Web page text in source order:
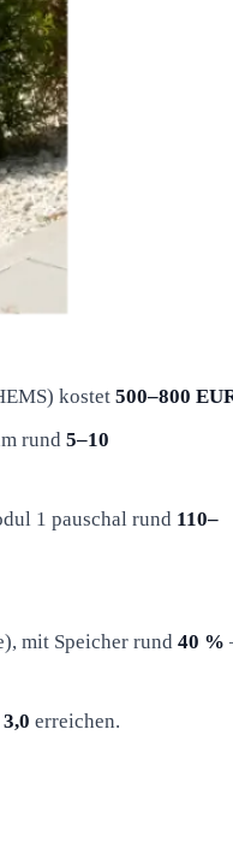
kostet 500–800
rund 5–10
1 pauschal rund 110–
mit Speicher rund 40 %
erreichen.